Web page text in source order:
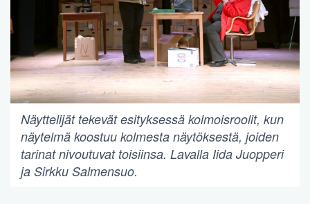
Näyttelijät tekevät esityksessä kolmoisroolit, kun
näytelmä koostuu kolmesta näytöksestä, joiden
tarinat nivoutuvat toisiinsa. Lavalla Iida Juopperi
ja Sirkku Salmensuo.